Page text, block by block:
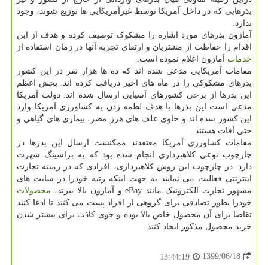
بذرهایی که در داخل آمریکا توسط غیرآمریکایی ها توزیع شوند، وجود
ندارد.
آمازون بذرهای مورد اشاره را مشکوک توصیف کرده و هدف از این
اقدام را حفاظت از مشتریان و ارتقای تجربه آنها در زمان استفاده از
خدمات آمازون اعلام نموده است.
مقامات آمریکایی مدعی شده اند که ده ها هزار نفر در این کشور
بذرهای مشکوکی را در ماه های اخیر دریافت کرده اند. بخش اعظم
این بذرها از برخی کشورهای آسیایی ارسال شده اند. دولت آمریکا
مدعی است این بذرها با هدف لطمه زدن به کشاورزی آمریکا وارد
این کشور شده اند و حاوی علف های هرز مضر، بیماری های گیاهی و
حتی آفات هستند.
مقامات کشاورزی آمریکا معتقدند ممکنست ارسال این بذرها در
چارچوب نوعی کلاهبرداری انجام شده بود که به براشینگ شهرت
دارد. در چارچوب این روش کلاهبرداری، افرادی که در زمینه تجارت
اینترنتی فعالیت می نمایند به جهت اینکه رتبه خودرا در سایت های
مشهور تجارت الکترونیک مانند eBay و آمازون بالا ببرند،
محصولات
خودرا بطور تصادفی برای گروهی از افراد پست می کنند تا ادعا کنند
تقاضا برای آن محصول خاص بالا بوده و جوی کاذب برای بیشتر شدن
خرید محصول مذکور ایجاد کنند.
1399/06/18
13:44:19